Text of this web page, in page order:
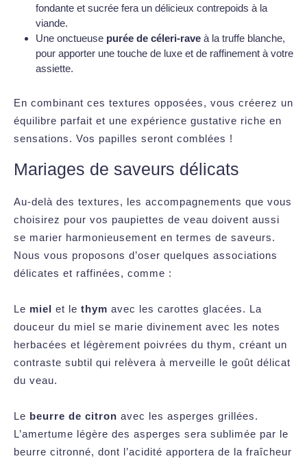
fondante et sucrée fera un délicieux contrepoids à la
viande.
Une onctueuse purée de céleri-rave à la truffe blanche,
pour apporter une touche de luxe et de raffinement à votre
assiette.
En combinant ces textures opposées, vous créerez un
équilibre parfait et une expérience gustative riche en
sensations. Vos papilles seront comblées !
Mariages de saveurs délicats
Au-delà des textures, les accompagnements que vous
choisirez pour vos paupiettes de veau doivent aussi
se marier harmonieusement en termes de saveurs.
Nous vous proposons d’oser quelques associations
délicates et raffinées, comme :
Le miel et le thym avec les carottes glacées. La
douceur du miel se marie divinement avec les notes
herbacées et légèrement poivrées du thym, créant un
contraste subtil qui relèvera à merveille le goût délicat
du veau.
Le beurre de citron avec les asperges grillées.
L’amertume légère des asperges sera sublimée par le
beurre citronné, dont l’acidité apportera de la fraîcheur